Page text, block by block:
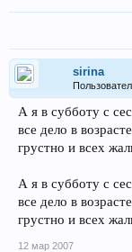
sirina
А я в субботу с
все дело в
грустно и всех
А я в субботу с
все дело в
грустно и всех
12 мар 2007